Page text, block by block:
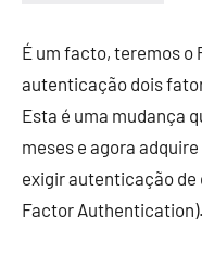
Finanças
É um facto, teremos o
autenticação dois
Esta é uma mudança
meses e agora
exigir autenticação de
Factor Authentication).